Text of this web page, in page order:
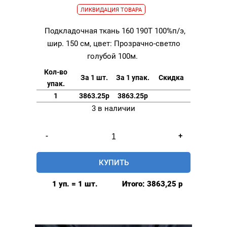
ЛИКВИДАЦИЯ ТОВАРА
Подкладочная ткань 160 190Т 100%п/э,
шир. 150 см, цвет: Прозрачно-светло
голубой 100м.
Кол-во
упак.
За 1 шт. За 1 упак. Скидка
1 3863.25р 3863.25р
3 в наличии
-
товара
Подкладочная
ткань
+
КУПИТЬ
1 уп. = 1 шт. Итого: 3863,25 р